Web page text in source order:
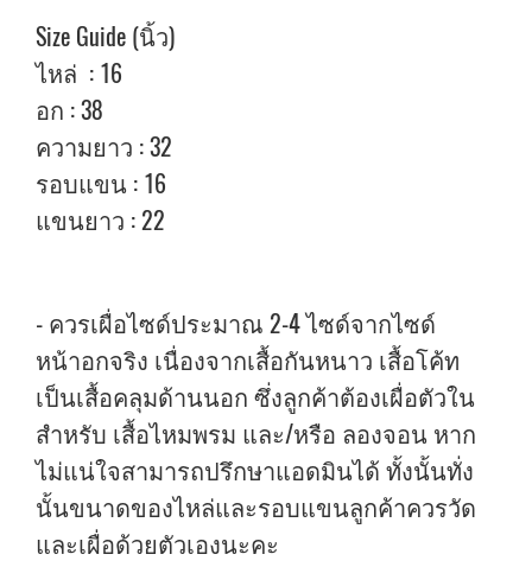
Size Guide (นิ้ว)
ไหล่ : 16
อก : 38
ความยาว : 32
รอบแขน : 16
แขนยาว : 22
- ควรเผื่อไซด์ประมาณ 2-4 ไซด์จากไซด์
หน้าอกจริง เนื่องจากเสื้อกันหนาว เสื้อโค้ท
เป็นเสื้อคลุมด้านนอก ซึ่งลูกค้าต้องเผื่อตัวใน
สำหรับ เสื้อไหมพรม และ/หรือ ลองจอน หาก
ไม่แน่ใจสามารถปรึกษาแอดมินได้ ทั้งนั้นทั่ง
นั้นขนาดของไหล่และรอบแขนลูกค้าควรวัด
และเผื่อด้วยตัวเองนะคะ